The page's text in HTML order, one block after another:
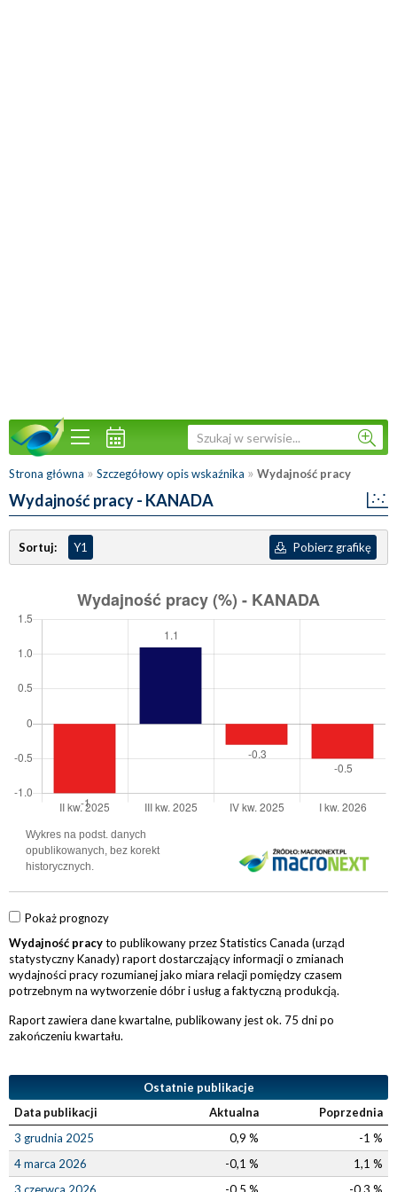
Strona główna » Szczegółowy opis wskaźnika » Wydajność pracy
Wydajność pracy- KANADA
Sortuj: Y1 Pobierz grafikę
Pokaż prognozy
Wydajność pracyto publikowany przez Statistics Canada (urząd
statystyczny Kanady) raport dostarczający informacji o zmianach
wydajności pracy rozumianej jako miara relacji pomiędzy czasem
potrzebnym na wytworzenie dóbr i usług a faktyczną produkcją.
Raport zawiera dane kwartalne, publikowany jest ok. 75 dni po
zakończeniu kwartału.
Ostatnie publikacje
Data publikacji
Aktualna
Poprzednia
3 grudnia 2025
0,9 %
-1 %
4 marca 2026
-0,1 %
1,1 %